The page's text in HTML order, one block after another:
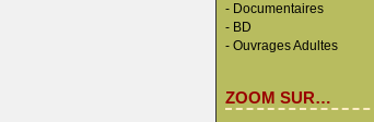
- Documentaires
- BD
- Ouvrages Adultes
ZOOM SUR…